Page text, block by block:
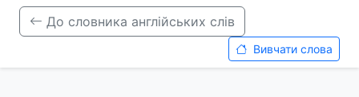
До словника англійських слів
Вивчати слова